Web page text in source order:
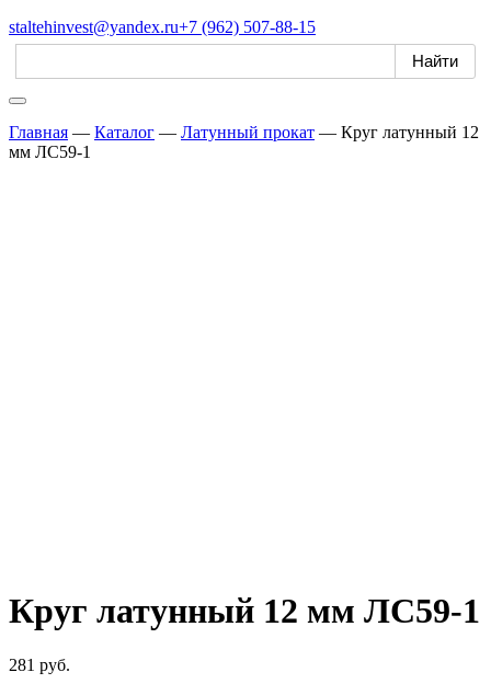
staltehinvest@yandex.ru+7 (962) 507-88-15
Главная — Каталог — Латунный прокат — Круг латунный 12
мм ЛС59-1
Круг латунный 12 мм ЛС59-1
281 руб.